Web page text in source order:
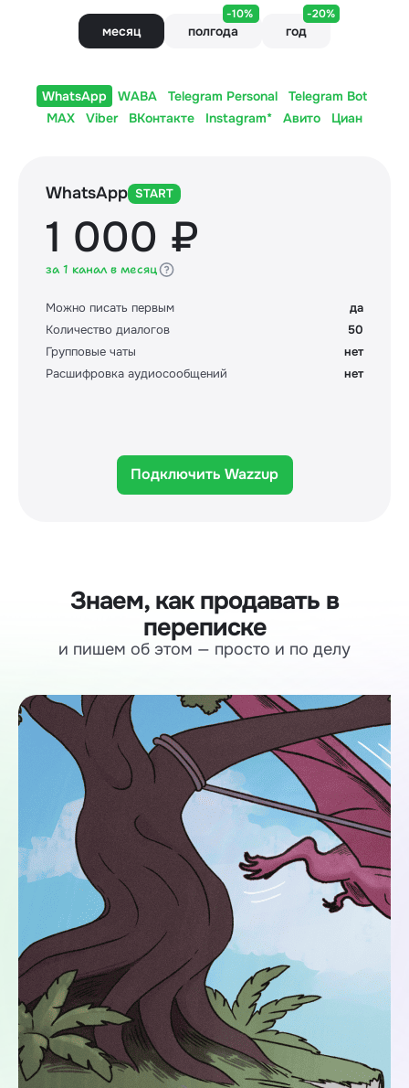
месяц полгода
-10%
год
-20%
WhatsApp WABA Telegram Personal
Telegram Bot
MAX
Viber ВКонтакте Instagram* Авито Циан
WhatsApp START
1 000 ₽
за 1 канал в месяц
Можно писать первым
да
Количество диалогов
50
Групповые чаты
нет
Расшифровка аудиосообщений
нет
Подключить Wazzup
Знаем, как продавать в
переписке
и пишем об этом — просто и по делу